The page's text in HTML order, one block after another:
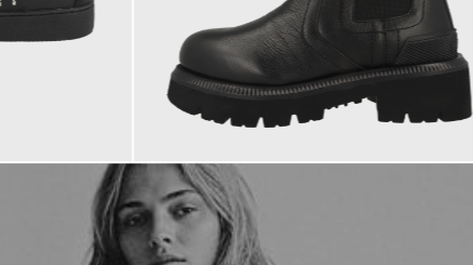
228,00 €